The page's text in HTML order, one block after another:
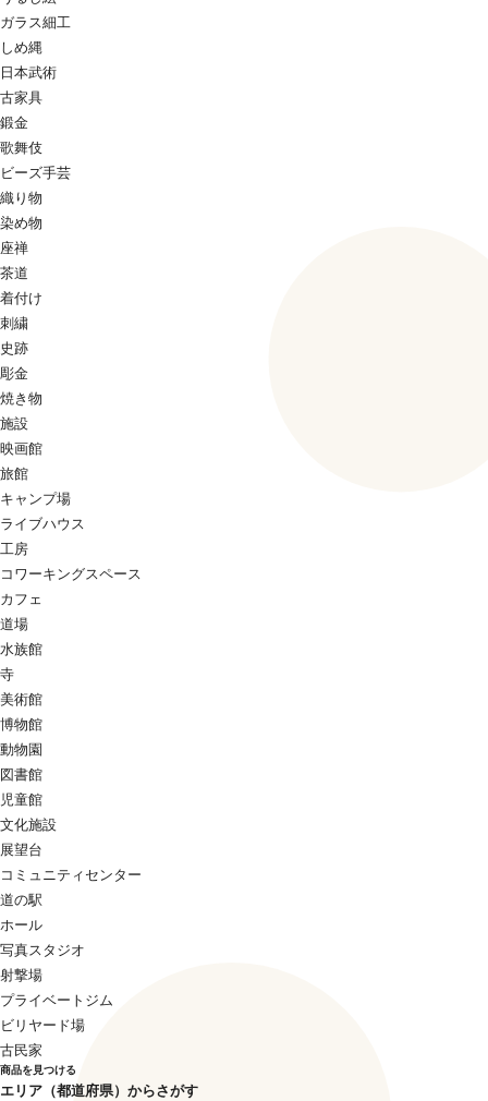
ガラス細工
しめ縄
日本武術
古家具
鍛金
歌舞伎
ビーズ手芸
織り物
染め物
座禅
茶道
着付け
刺繍
史跡
彫金
焼き物
施設
映画館
旅館
キャンプ場
ライブハウス
工房
コワーキングスペース
カフェ
道場
水族館
寺
美術館
博物館
動物園
図書館
児童館
文化施設
展望台
コミュニティセンター
道の駅
ホール
写真スタジオ
射撃場
プライベートジム
ビリヤード場
古民家
商品を見つける
エリア（都道府県）からさがす